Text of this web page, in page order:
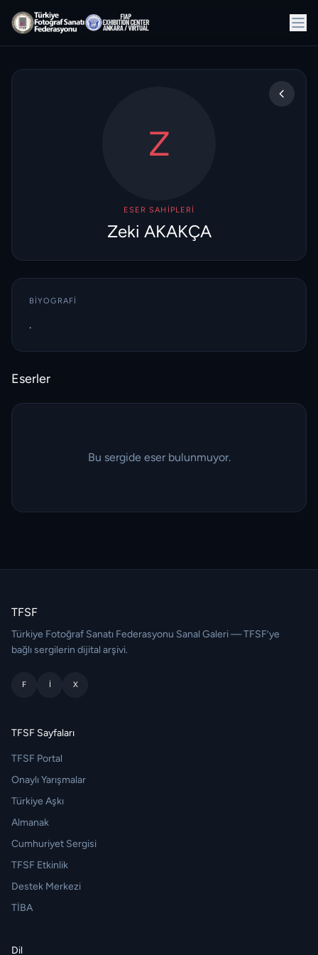
Z
ESER SAHIPLERI
Zeki AKAKÇA
BIYOGRAFI
.
Eserler
Bu sergide eser bulunmuyor.
TFSF
Türkiye Fotoğraf Sanatı Federasyonu Sanal Galeri — TFSF’ye
bağlı sergilerin dijital arşivi.
F I X
TFSF Sayfaları
TFSF Portal
Onaylı Yarışmalar
Türkiye Aşkı
Almanak
Cumhuriyet Sergisi
TFSF Etkinlik
Destek Merkezi
TİBA
Dil